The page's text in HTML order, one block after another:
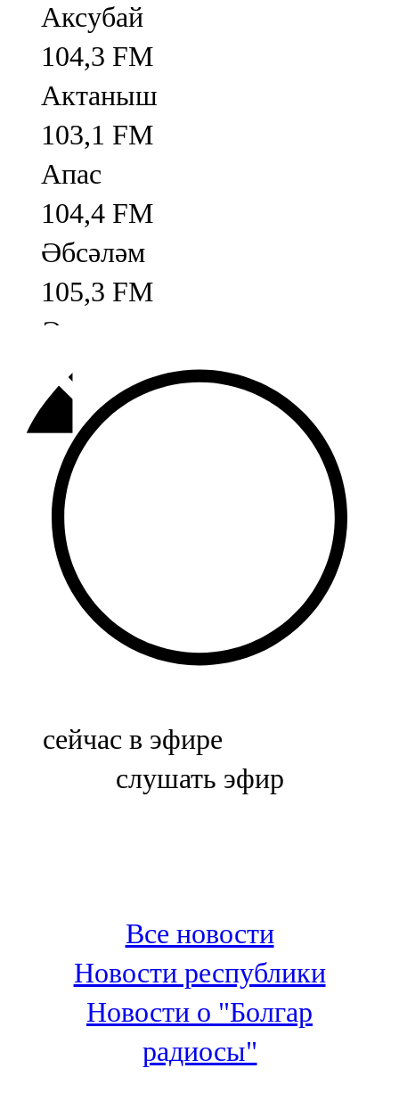
Аксубай
104,3 FM
Актаныш
103,1 FM
Апас
104,4 FM
Әбсәләм
105,3 FM
Әлмәт
92,9 FM
Базарлы матак
107,1 FM
Балык бистәсе
104,9 FM
Баулы
107,5 FM
Биләр
Болгар
100,3 FM
Зәй
106,6 FM
Кадыбаш
105,2 FM
сейчас в эфире
слушать эфир
Все новости
Новости республики
Новости о "Болгар
радиосы"